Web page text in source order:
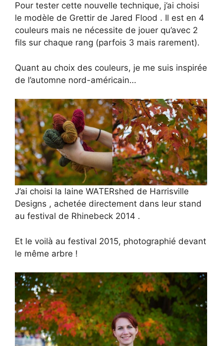
Pour tester cette nouvelle technique, j’ai choisi
le modèle de Grettir de Jared Flood . Il est en 4
couleurs mais ne nécessite de jouer qu’avec 2
fils sur chaque rang (parfois 3 mais rarement).
Quant au choix des couleurs, je me suis inspirée
de l’automne nord-américain…
J’ai choisi la laine WATERshed de Harrisville
Designs , achetée directement dans leur stand
au festival de Rhinebeck 2014 .
Et le voilà au festival 2015, photographié devant
le même arbre !